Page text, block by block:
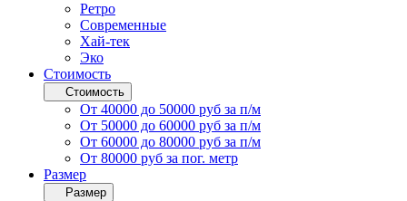
Ретро
Современные
Хай-тек
Эко
Стоимость
Стоимость
От 40000 до 50000 руб за п/м
От 50000 до 60000 руб за п/м
От 60000 до 80000 руб за п/м
От 80000 руб за пог. метр
Размер
Размер